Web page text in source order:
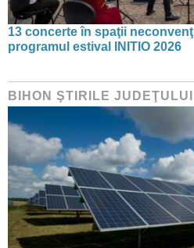
13 concerte în spaţii
programul estival INITIO 2026
BIHON ŞTIRILE